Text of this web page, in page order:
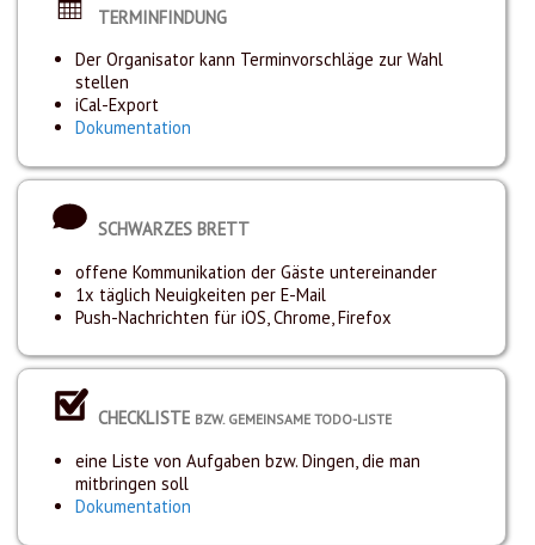
TERMINFINDUNG
Der Organisator kann Terminvorschläge zur Wahl
stellen
iCal-Export
Dokumentation
SCHWARZES BRETT
offene Kommunikation der Gäste untereinander
1x täglich Neuigkeiten per E-Mail
Push-Nachrichten für iOS, Chrome, Firefox
CHECKLISTE BZW. GEMEINSAME TODO-LISTE
eine Liste von Aufgaben bzw. Dingen, die man
mitbringen soll
Dokumentation